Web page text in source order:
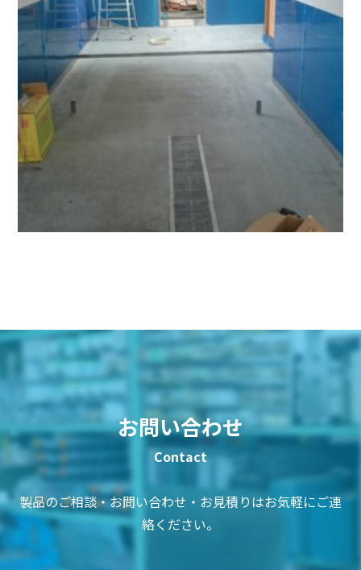
お問い合わせ
製品のご相談・お問い合わせ・お見積りはお気軽にご連
絡ください。